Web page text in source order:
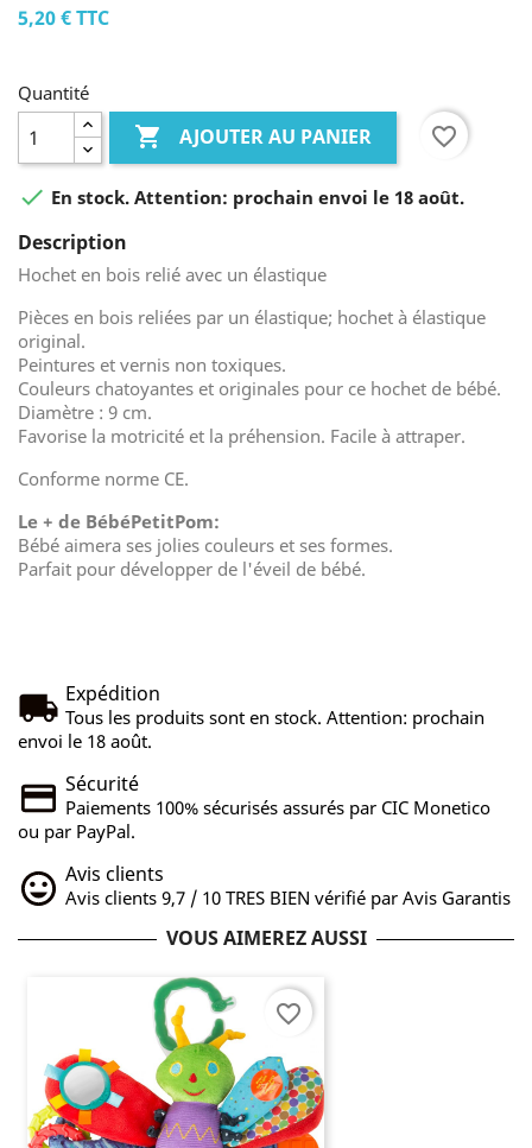
5,20 €TTC
Quantité
 AJOUTER AU PANIER favorite_border
 En stock. Attention: prochain envoi le 18 août.
Description
Hochet en bois relié avec un élastique
Pièces en bois reliées par un élastique; hochet à élastique
original.
Peintures et vernis non toxiques.
Couleurs chatoyantes et originales pour ce hochet de bébé.
Diamètre : 9 cm.
Favorise la motricité et la préhension. Facile à attraper.
Conforme norme CE.
Le + de BébéPetitPom:
Bébé aimera ses jolies couleurs et ses formes.
Parfait pour développer de l'éveil de bébé.
Expédition
Tous les produits sont en stock. Attention: prochain
envoi le 18 août.
Sécurité
Paiements 100% sécurisés assurés par CIC Monetico
ou par PayPal.
Avis clients
Avis clients 9,7 / 10 TRES BIEN vérifié par Avis Garantis
VOUS AIMEREZ AUSSI
favorite_border